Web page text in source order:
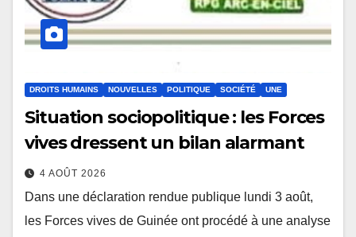
DROITS HUMAINS NOUVELLES POLITIQUE SOCIÉTÉ UNE
Situation sociopolitique : les Forces
vives dressent un bilan alarmant
4 AOÛT 2026
Dans une déclaration rendue publique lundi 3 août,
les Forces vives de Guinée ont procédé à une analyse